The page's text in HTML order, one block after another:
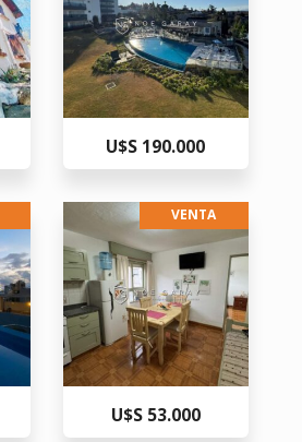
U$S 190.000
VENTA
U$S 53.000